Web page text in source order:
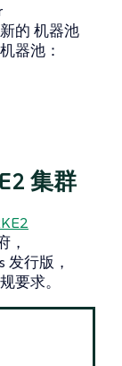
的 机器池
器池：
集群
，
行版，
要求。